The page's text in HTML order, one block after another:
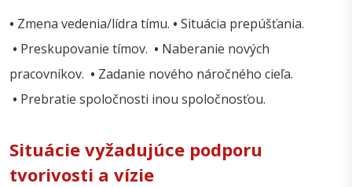
• Zmena vedenia/lídra tímu. • Situácia prepúšťania.
• Preskupovanie tímov. • Naberanie nových
pracovníkov. • Zadanie nového náročného cieľa.
• Prebratie spoločnosti inou spoločnosťou.
Situácie vyžadujúce podporu
tvorivosti a vízie